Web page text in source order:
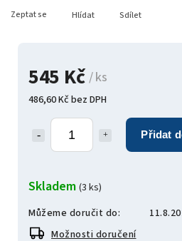
545 Kč / ks
486,60 Kč bez DPH
Přidat
Skladem (3 ks)
Můžeme doručit do:
Možnosti doručení
Zeptat se Hlídat Sdílet